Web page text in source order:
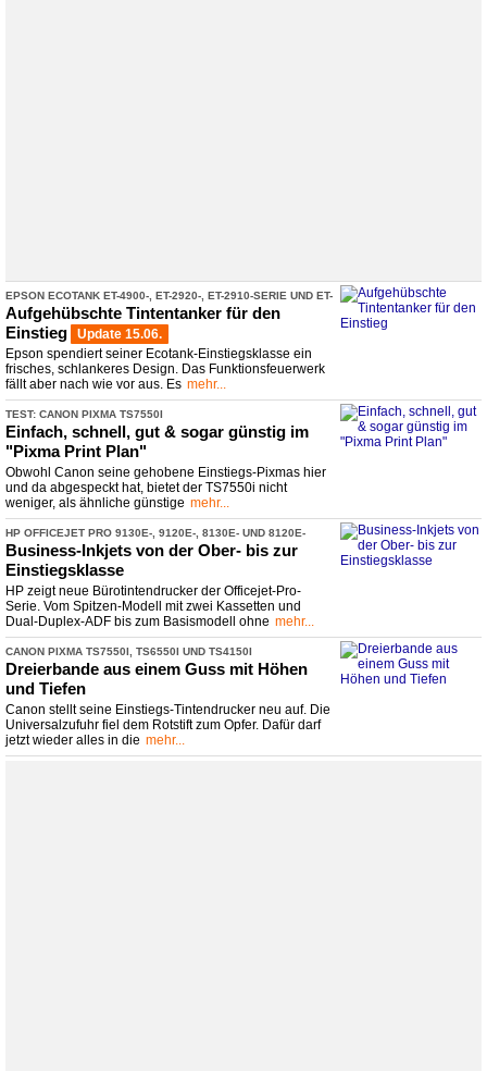
EPSON ECOTANK ET-​4900- ​, ET-​2920- ​, ET-​2910-​SERIE UND ET-
​1910
Aufgehübschte Tintentanker für den
Einstieg
Update 15.06.
Epson spendiert seiner Ecotank-Einstiegsklasse ein
frisches, schlankeres Design. Das Funktionsfeuerwerk
fällt aber nach wie vor aus. Es mehr...
TEST: CANON PIXMA TS7550I
Einfach, schnell, gut & sogar günstig im
"Pixma Print Plan"
Obwohl Canon seine gehobene Einstiegs-Pixmas hier
und da abgespeckt hat, bietet der TS7550i nicht
weniger, als ähnliche günstige mehr...
HP OFFICEJET PRO 9130E- ​, 9120E- ​, 8130E- ​ UND 8120E-
​SERIE
Business-​Inkjets von der Ober- ​ bis zur
Einstiegsklasse
HP zeigt neue Bürotintendrucker der Officejet-Pro-
Serie. Vom Spitzen-Modell mit zwei Kassetten und
Dual-Duplex-ADF bis zum Basismodell ohne mehr...
CANON PIXMA TS7550I, TS6550I UND TS4150I
Dreierbande aus einem Guss mit Höhen
und Tiefen
Canon stellt seine Einstiegs-Tintendrucker neu auf. Die
Universalzufuhr fiel dem Rotstift zum Opfer. Dafür darf
jetzt wieder alles in die mehr...